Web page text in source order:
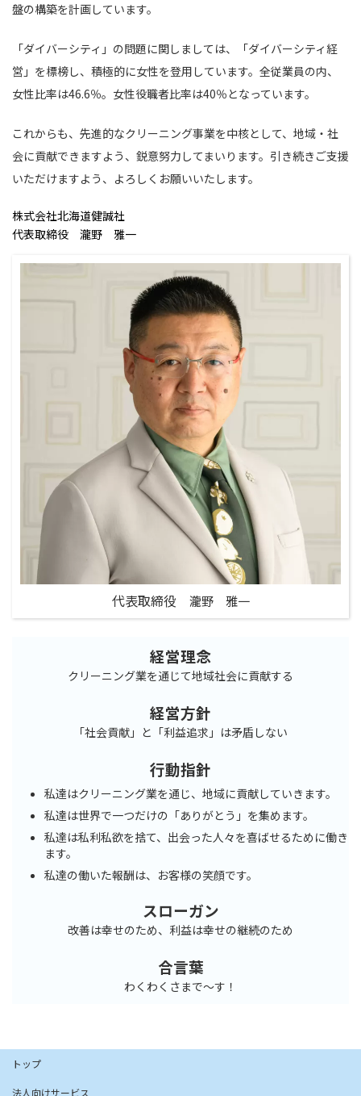
盤の構築を計画しています。
「ダイバーシティ」の問題に関しましては、「ダイバーシティ経
営」を標榜し、積極的に女性を登用しています。全従業員の内、
女性比率は46.6％。女性役職者比率は40％となっています。
これからも、先進的なクリーニング事業を中核として、地域・社
会に貢献できますよう、鋭意努力してまいります。引き続きご支援
いただけますよう、よろしくお願いいたします。
株式会社北海道健誠社
代表取締役 瀧野 雅一
代表取締役 瀧野 雅一
経営理念
クリーニング業を通じて地域社会に貢献する
経営方針
「社会貢献」と「利益追求」は矛盾しない
行動指針
私達はクリーニング業を通じ、地域に貢献していきます。
私達は世界で一つだけの「ありがとう」を集めます。
私達は私利私欲を捨て、出会った人々を喜ばせるために働き
ます。
私達の働いた報酬は、お客様の笑顔です。
スローガン
改善は幸せのため、利益は幸せの継続のため
合言葉
わくわくさまで～す！
トップ
法人向けサービス